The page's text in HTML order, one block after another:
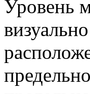
Уровень